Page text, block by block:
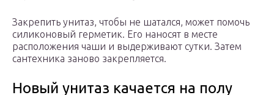
Закрепить унитаз, чтобы не шатался, может помочь
силиконовый герметик. Его наносят в месте
расположения чаши и выдерживают сутки. Затем
сантехника заново закрепляется.
Новый унитаз качается на полу